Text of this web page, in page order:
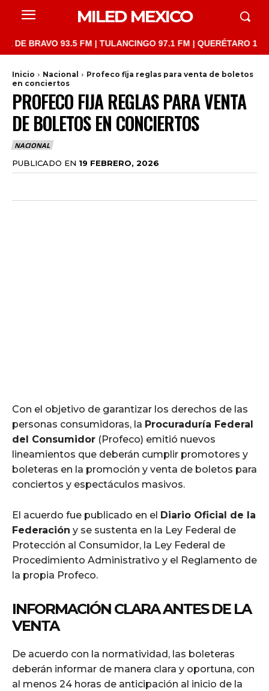
MILED MEXICO
93.5 FM | TULANCINGO 97.1 FM | QUERÉTARO 103.1
Inicio Nacional
Profeco fija reglas para venta de boletos
en conciertos
PROFECO FIJA REGLAS PARA VENTA
DE BOLETOS EN CONCIERTOS
NACIONAL
PUBLICADO EN 19 FEBRERO, 2026
Con el objetivo de garantizar los derechos de las
personas consumidoras, la Procuraduría Federal
del Consumidor (Profeco) emitió nuevos
lineamientos que deberán cumplir promotores y
boleteras en la promoción y venta de boletos para
conciertos y espectáculos masivos.
El acuerdo fue publicado en el Diario Oficial de la
Federación y se sustenta en la Ley Federal de
Protección al Consumidor, la Ley Federal de
Procedimiento Administrativo y el Reglamento de
la propia Profeco.
INFORMACIÓN CLARA ANTES DE LA
VENTA
De acuerdo con la normatividad, las boleteras
deberán informar de manera clara y oportuna, con
al menos 24 horas de anticipación al inicio de la